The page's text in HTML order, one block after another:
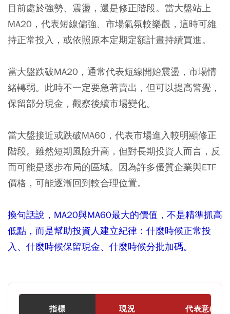
目前處於強勢、震盪，還是修正階段。當大盤站上
MA20，代表短線偏強、市場氣氛較樂觀，這時可維
持正常投入，或依照原本定期定額計畫持續買進。
當大盤跌破MA20，通常代表短線開始震盪，市場情
緒轉弱。此時不一定要急著賣出，但可以提高警覺，
保留部分現金，觀察後續市場變化。
當大盤接近或跌破MA60，代表市場進入較明顯修正
階段。雖然短期風險升高，但對長期投資人而言，反
而可能是逐步布局的區域。因為許多優質企業與ETF
價格，可能逐漸回到較合理位置。
換句話說，MA20與MA60最大的價值，不是精準抓高
低點，而是幫助投資人建立紀律：什麼時候正常投
入、什麼時候保留現金、什麼時候分批加碼。
指標 現況 代表意義